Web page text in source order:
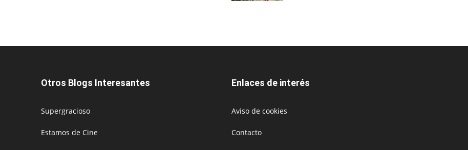
Otros Blogs Interesantes
Supergracioso
Estamos de Cine
Enlaces de interés
Aviso de cookies
Contacto